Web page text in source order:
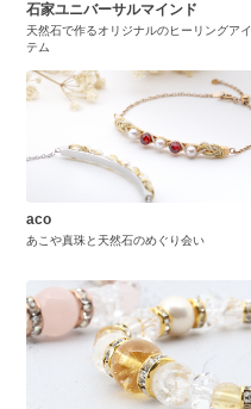
石家ユニバーサルマインド
天然石で作るオリジナルのヒーリングアイ
テム
aco
あこや真珠と天然石のめぐり会い